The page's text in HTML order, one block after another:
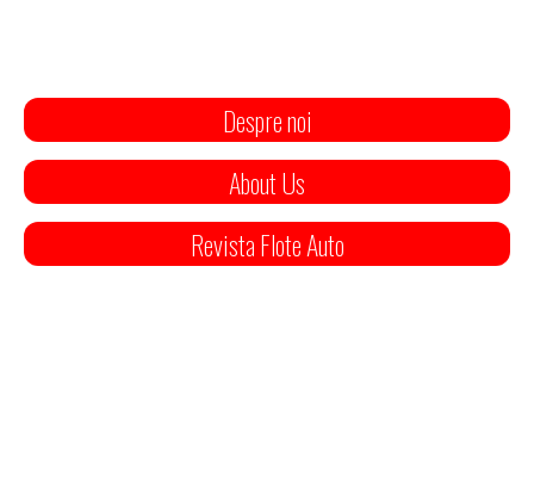
Despre noi
About Us
Revista Flote Auto